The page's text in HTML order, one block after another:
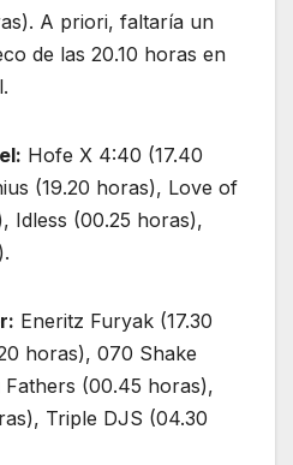
A priori, faltaría un
de las 20.10 horas en
Hofe X 4:40 (17.40
(19.20 horas), Love of
Idless (00.25 horas),
Eneritz Furyak (17.30
horas), 070 Shake
Fathers (00.45 horas),
Triple DJS (04.30